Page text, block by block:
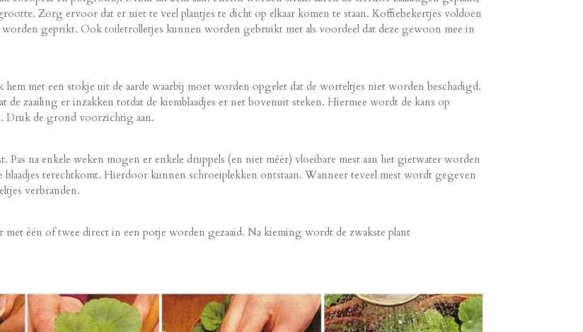
Zorg ervoor dat er niet te veel plantjes te dicht op elkaar komen te staan. Koffiebekertjes voldoen
geprikt. Ook toiletrolletjes kunnen worden gebruikt met als voordeel dat deze gewoon mee in
met een stokje uit de aarde waarbij moet worden opgelet dat de worteltjes niet worden beschadigd.
zaailing er inzakken totdat de kiemblaadjes er net bovenuit steken. Hiermee wordt de kans op
Druk de grond voorzichtig aan.
na enkele weken mogen er enkele druppels (en niet méér) vloeibare mest aan het gietwater worden
terechtkomt. Hierdoor kunnen schroeiplekken ontstaan. Wanneer teveel mest wordt gegeven
verbranden.
met één of twee direct in een potje worden gezaaid. Na kieming wordt de zwakste plant